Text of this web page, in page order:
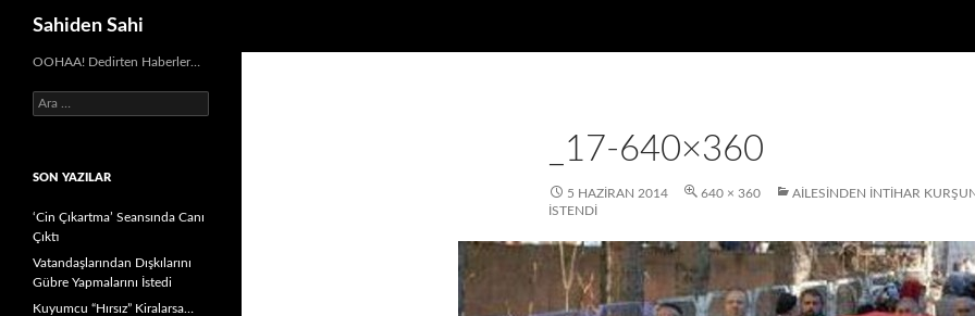
Sahiden Sahi
_17-640×360
5 HAZIRAN 2014 640 × 360
AILESINDEN INTIHAR
ISTENDI
OOHAA! Dedirten Haberler…
Arama:
SON YAZILAR
‘Cin Çıkartma’ Seansında Canı
Çıktı
Vatandaşlarından Dışkılarını
Gübre Yapmalarını İstedi
Kuyumcu “Hırsız” Kiralarsa…